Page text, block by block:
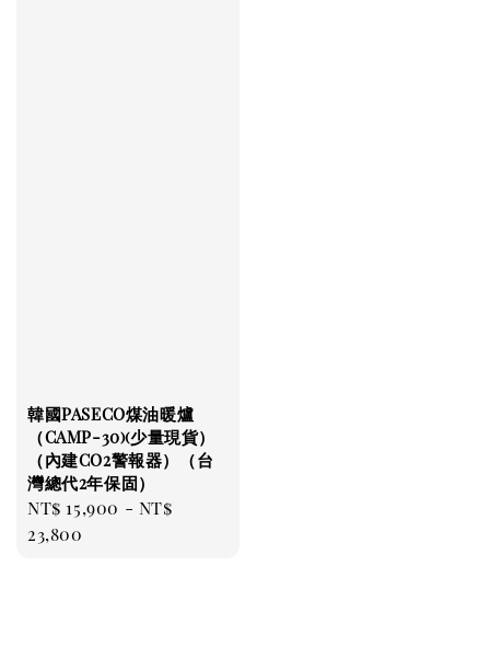
韓國PASECO煤油暖爐
（CAMP-30)(少量現貨）
（內建CO2警報器）（台
灣總代2年保固）
Regular
price
NT$ 15,900 - NT$
23,800